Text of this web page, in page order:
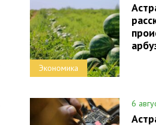
Экономика
6